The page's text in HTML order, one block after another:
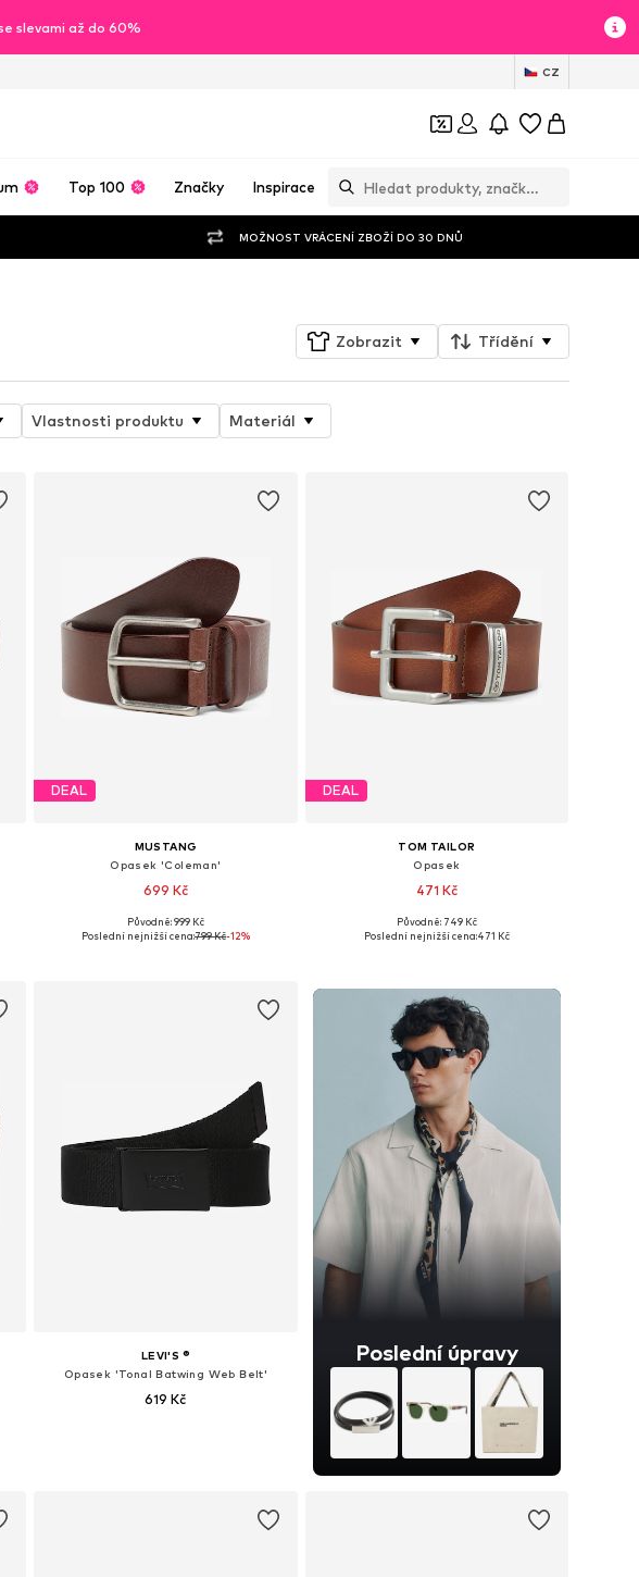
slevami až do 60%
CZ
Top 100 Značky Inspirace
MOŽNOST VRÁCENÍ ZBOŽÍ DO 30 DNŮ
Zobrazit Třídění
Vlastnosti produktu Materiál
DEAL
MUSTANG
Opasek 'Coleman'
699 Kč
Dostupné v mnoha velikostech
Původně: 999 Kč
Poslední nejnižší cena:799 Kč-12%
DEAL
TOM TAILOR
Opasek
471 Kč
Dostupné velikosti: 85, 90, 95, 100, 105, 110
Původně: 749 Kč
Poslední nejnižší cena:471 Kč
LEVI'S ®
Opasek 'Tonal Batwing Web Belt'
619 Kč
Poslední úpravy